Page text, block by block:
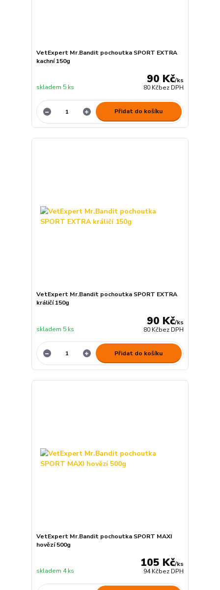
VetExpert Mr.Bandit pochoutka SPORT EXTRA
kachní 150g
90 Kč/ks
80 Kčbez DPH
skladem 5 ks
Přidat do košíku
VetExpert Mr.Bandit pochoutka SPORT EXTRA
králičí 150g
90 Kč/ks
80 Kčbez DPH
skladem 5 ks
Přidat do košíku
VetExpert Mr.Bandit pochoutka SPORT MAXI
hovězí 500g
105 Kč/ks
94 Kčbez DPH
skladem 4 ks